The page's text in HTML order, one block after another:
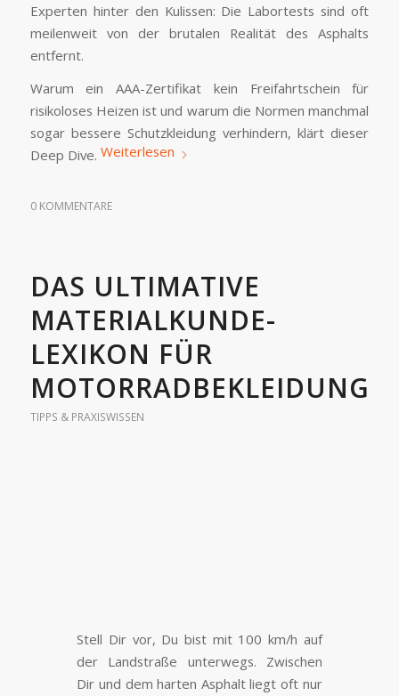
Experten hinter den Kulissen: Die Labortests sind oft
meilenweit von der brutalen Realität des Asphalts
entfernt.
Warum ein AAA-Zertifikat kein Freifahrtschein für
risikoloses Heizen ist und warum die Normen manchmal
sogar bessere Schutzkleidung verhindern, klärt dieser
Deep Dive. Weiterlesen
0 KOMMENTARE
DAS ULTIMATIVE
MATERIALKUNDE-
LEXIKON FÜR
MOTORRADBEKLEIDUNG
TIPPS & PRAXISWISSEN
Stell Dir vor, Du bist mit 100 km/h auf
der Landstraße unterwegs. Zwischen
Dir und dem harten Asphalt liegt oft nur